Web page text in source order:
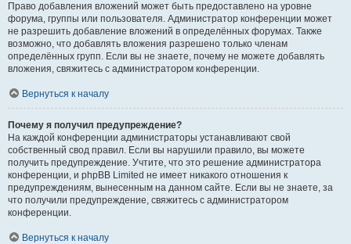
Право добавления вложений может быть предоставлено на уровне
форума, группы или пользователя. Администратор конференции может
не разрешить добавление вложений в определённых форумах. Также
возможно, что добавлять вложения разрешено только членам
определённых групп. Если вы не знаете, почему не можете добавлять
вложения, свяжитесь с администратором конференции.
Вернуться к началу
Почему я получил предупреждение?
На каждой конференции администраторы устанавливают свой
собственный свод правил. Если вы нарушили правило, вы можете
получить предупреждение. Учтите, что это решение администратора
конференции, и phpBB Limited не имеет никакого отношения к
предупреждениям, вынесенным на данном сайте. Если вы не знаете, за
что получили предупреждение, свяжитесь с администратором
конференции.
Вернуться к началу